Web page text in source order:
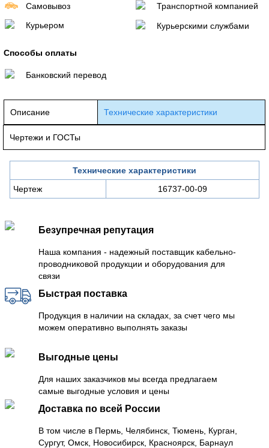
Самовывоз
Курьером
Транспортной компанией
Курьерскими службами
Способы оплаты
Банковский перевод
Описание Технические характеристики
Чертежи и ГОСТы
Технические характеристики
Чертеж
16737-00-09
Безупречная репутация
Наша компания - надежный поставщик кабельно-
проводниковой продукции и оборудования для
связи
Быстрая поставка
Продукция в наличии на складах, за счет чего мы
можем оперативно выполнять заказы
Выгодные цены
Для наших заказчиков мы всегда предлагаем
самые выгодные условия и цены
Доставка по всей России
В том числе в Пермь, Челябинск, Тюмень, Курган,
Сургут, Омск, Новосибирск, Красноярск, Барнаул